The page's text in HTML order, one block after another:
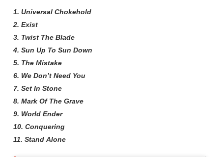
1. Universal Chokehold
2. Exist
3. Twist The Blade
4. Sun Up To Sun Down
5. The Mistake
6. We Don’t Need You
7. Set In Stone
8. Mark Of The Grave
9. World Ender
10. Conquering
11. Stand Alone